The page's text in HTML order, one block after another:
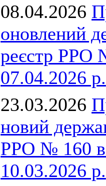
08.04.2026
оновлений
реєстр РРО
07.04.2026 р.
23.03.2026
новий
РРО № 160
10.03.2026 р.